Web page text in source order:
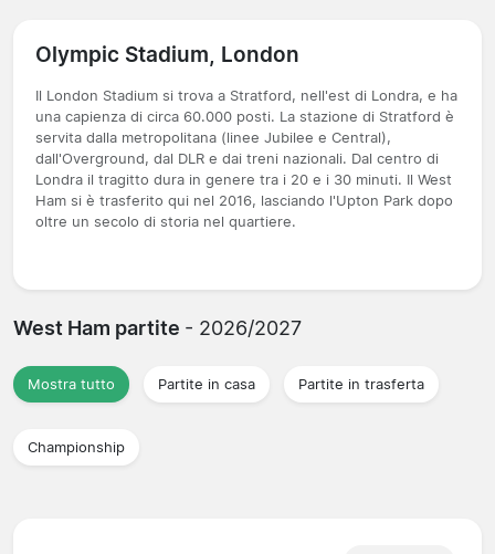
Olympic Stadium, London
Il London Stadium si trova a Stratford, nell'est di Londra, e ha
una capienza di circa 60.000 posti. La stazione di Stratford è
servita dalla metropolitana (linee Jubilee e Central),
dall'Overground, dal DLR e dai treni nazionali. Dal centro di
Londra il tragitto dura in genere tra i 20 e i 30 minuti. Il West
Ham si è trasferito qui nel 2016, lasciando l'Upton Park dopo
oltre un secolo di storia nel quartiere.
West Ham partite - 2026/2027
Mostra tutto Partite in casa Partite in trasferta
Championship